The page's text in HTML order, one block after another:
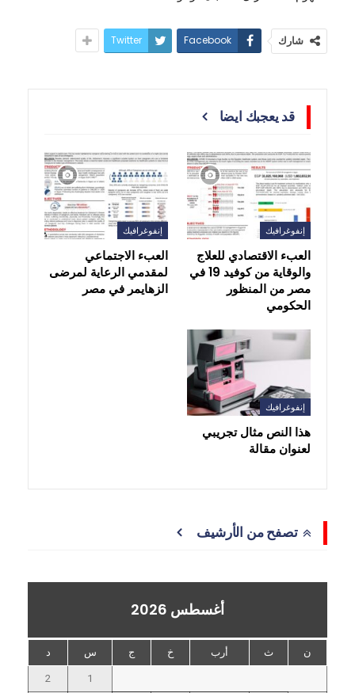
شارك Facebook
Twitter
قد يعجبك ايضا
إنفوغرافيك
العبء الاقتصادي للعلاج
والوقاية من كوفيد 19 في
مصر من المنظور
الحكومي
إنفوغرافيك
العبء الاجتماعي
لمقدمي الرعاية لمرضى
الزهايمر في مصر
إنفوغرافيك
هذا النص مثال تجريبي
لعنوان مقالة
تصفح من الأرشيف
أغسطس 2026
ن ث أرب خ ج س د
1
2